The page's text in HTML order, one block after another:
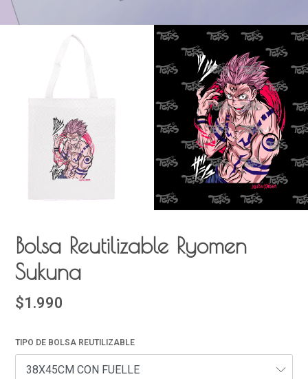
Bolsa Reutilizable Ryomen
Sukuna
$1.990
TIPO DE BOLSA REUTILIZABLE